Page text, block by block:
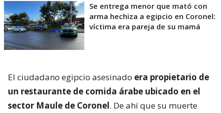
Se entrega menor que mató con
arma hechiza a egipcio en Coronel:
víctima era pareja de su mamá
El ciudadano egipcio asesinado era propietario de
un restaurante de comida árabe ubicado en el
sector Maule de Coronel. De ahí que su muerte